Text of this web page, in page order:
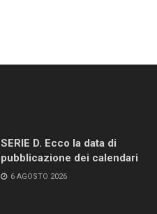
SERIE D. Ecco la data di
pubblicazione dei calendari
6 AGOSTO 2026